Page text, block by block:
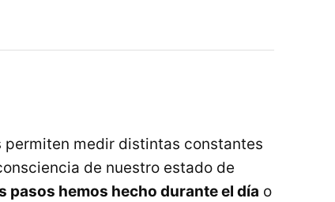
permiten medir distintas constantes
de nuestro estado de
pasos hemos hecho durante el día o